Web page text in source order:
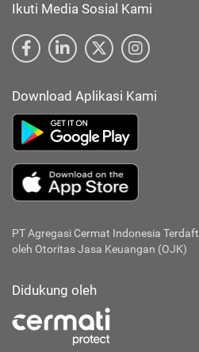
Ikuti Media Sosial Kami
Download Aplikasi Kami
PT Agregasi Cermat Indonesia
oleh Otoritas Jasa Keuangan (OJK)
Didukung oleh